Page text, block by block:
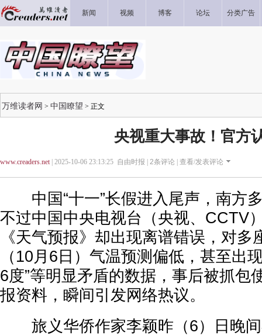
新闻 视频 博客 论坛 分类广告
万维读者网 > 中国瞭望 > 正文
央视重大事故！官方
www.creaders.net| 2025-10-06 23:13:25 自由时报 | 2条评论 | 查看/发表评论
中国“十一”长假进入尾声，南方
不过中国中央电视台（央视、CCTV
《天气预报》却出现离谱错误，对
（10月6日）气温预测偏低，甚至出
6度”等明显矛盾的数据，事后被抓包
报资料，瞬间引发网络热议。
旅义华侨作家李颖昨（6）日晚间